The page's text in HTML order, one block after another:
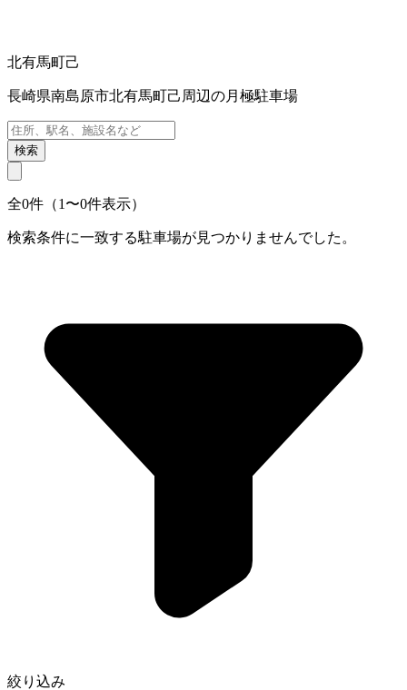
北有馬町己
長崎県南島原市北有馬町己周辺の月極駐車場
検索
全0件（1〜0件表示）
検索条件に一致する駐車場が見つかりませんでした。
絞り込み